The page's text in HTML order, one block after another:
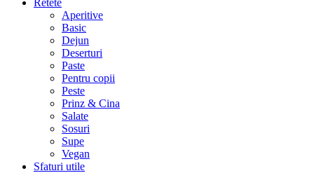
Aperitive
Basic
Dejun
Deserturi
Paste
Pentru copii
Peste
Prinz & Cina
Salate
Sosuri
Supe
Vegan
Sfaturi utile